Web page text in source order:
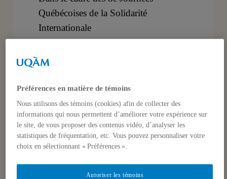
Québécoises de la Solidarité
Internationale
paix Une conférence et discussion 17
Maître de cérémonie : M. Dorval
Brunelle, directeur de l’Observatoire
des Amériques
Conférenciers :
Préférences en matière de témoins
Nous utilisons des témoins (cookies) afin de collecter des
informations qui nous permettent d’améliorer votre expérience sur
le site, de vous proposer des contenus vidéo, d’analyser les
statistiques de fréquentation, etc. Vous pouvez personnaliser votre
choix en sélectionnant « Préférences ».
Autoriser les témoins